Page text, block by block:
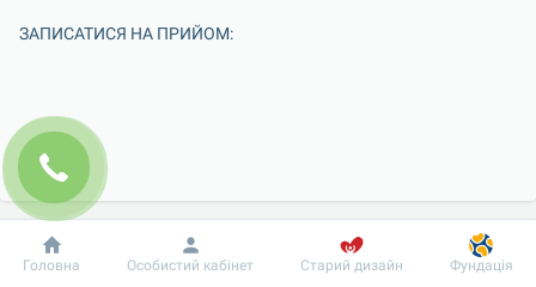
ЗАПИСАТИСЯ НА ПРИЙОМ:
Добробут Інформація Пацієнту
Головна Особистий кабінет Старий дизайн Фундація